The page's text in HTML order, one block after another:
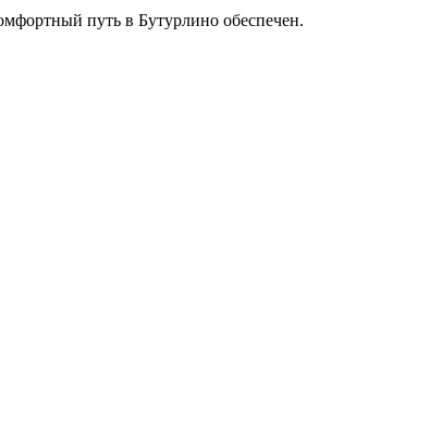
путь в Бутурлино обеспечен.